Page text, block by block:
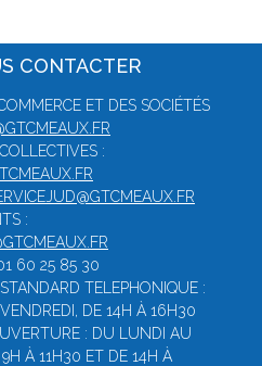
CONTACTER
ET DES SOCIÉTÉS
:
:
60 25 85 30
TELEPHONIQUE :
DE 14H À 16H30
: DU LUNDI AU
À 11H30 ET DE 14H À